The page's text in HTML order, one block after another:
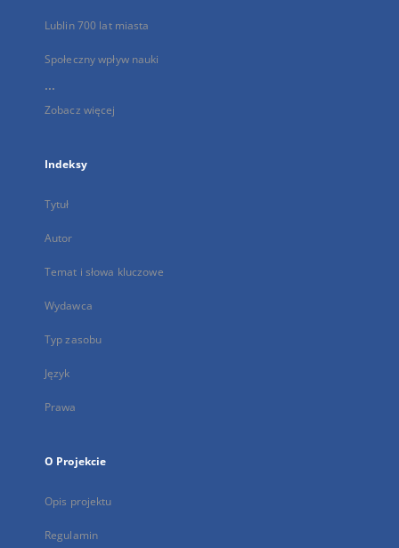
Lublin 700 lat miasta
Społeczny wpływ nauki
...
Zobacz więcej
Indeksy
Tytuł
Autor
Temat i słowa kluczowe
Wydawca
Typ zasobu
Język
Prawa
O Projekcie
Opis projektu
Regulamin